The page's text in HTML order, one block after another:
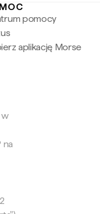
pomocy
aplikację Morse
w
na